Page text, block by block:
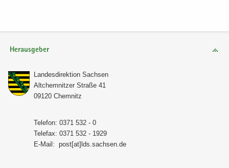
Herausgeber
Lan­des­di­rek­ti­on Sach­sen
Alt­chem­nit­zer Stra­ße 41
09120 Chem­nitz
Te­le­fon: 0371 532 - 0
Te­le­fax: 0371 532 - 1929
E-​Mail: post[at]lds.sach­sen.de